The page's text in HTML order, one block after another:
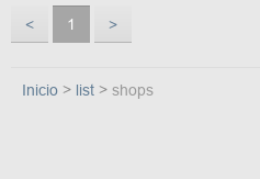
< 1 >
Inicio list shops